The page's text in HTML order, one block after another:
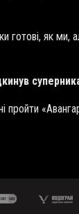
готові, як ми,